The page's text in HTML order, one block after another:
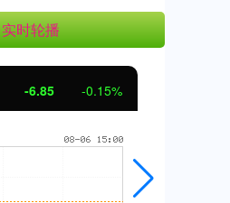
时轮播
3.42 0.30%